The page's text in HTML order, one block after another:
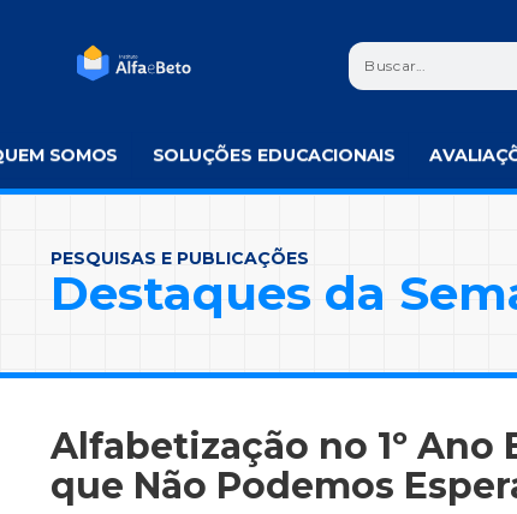
SOMOS SOLUÇÕES EDUCACIONAIS
PESQUISAS E PUBLICAÇÕES
Destaques da
Alfabetização no 1º Ano
que Não Podemos